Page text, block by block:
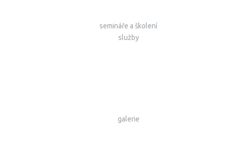
semináře a školení
služby
galerie